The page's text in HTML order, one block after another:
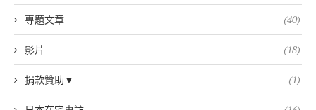
專題文章 (40)
影片 (18)
捐款贊助▼ (1)